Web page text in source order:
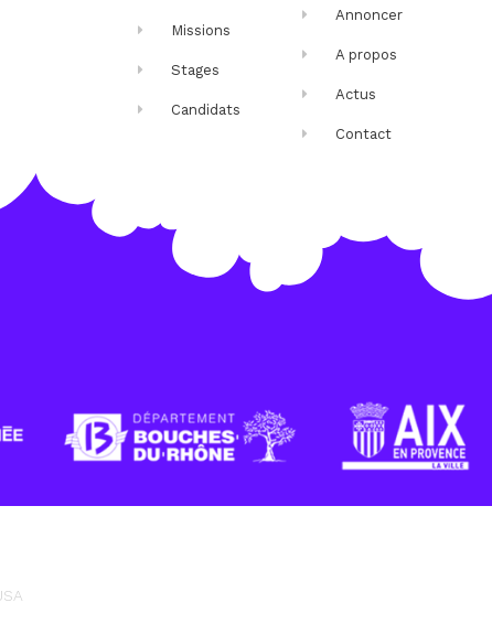
Missions
Stages
Candidats
Annoncer
A propos
Actus
Contact